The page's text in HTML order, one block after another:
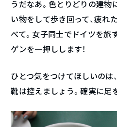
うだなあ。色とりどりの建物
い物をして歩き回って、疲れ
べて。女子同士でドイツを旅
ゲンを一押しします！
ひとつ気をつけてほしいのは
靴は控えましょう。確実に足